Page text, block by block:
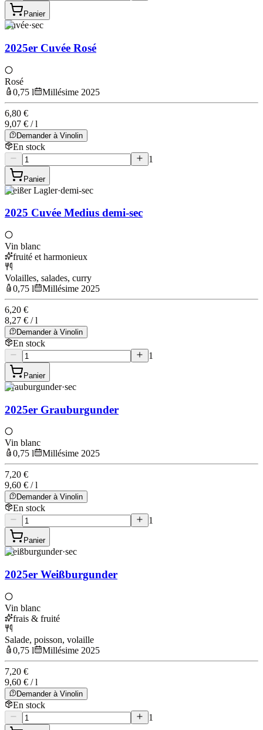
Panier
Cuvée·sec
2025er Cuvée Rosé
Rosé
0,75 l
Millésime 2025
6,80 €
9,07 € / l
Demander à Vinolin
En stock
1
Panier
Weißer Lagler·demi-sec
2025 Cuvée Medius demi-sec
Vin blanc
fruité et harmonieux
Volailles, salades, curry
0,75 l
Millésime 2025
6,20 €
8,27 € / l
Demander à Vinolin
En stock
1
Panier
Grauburgunder·sec
2025er Grauburgunder
Vin blanc
0,75 l
Millésime 2025
7,20 €
9,60 € / l
Demander à Vinolin
En stock
1
Panier
Weißburgunder·sec
2025er Weißburgunder
Vin blanc
frais & fruité
Salade, poisson, volaille
0,75 l
Millésime 2025
7,20 €
9,60 € / l
Demander à Vinolin
En stock
1